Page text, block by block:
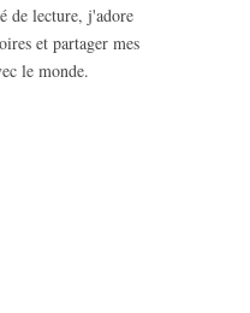
de lecture, j'adore
et partager mes
le monde.